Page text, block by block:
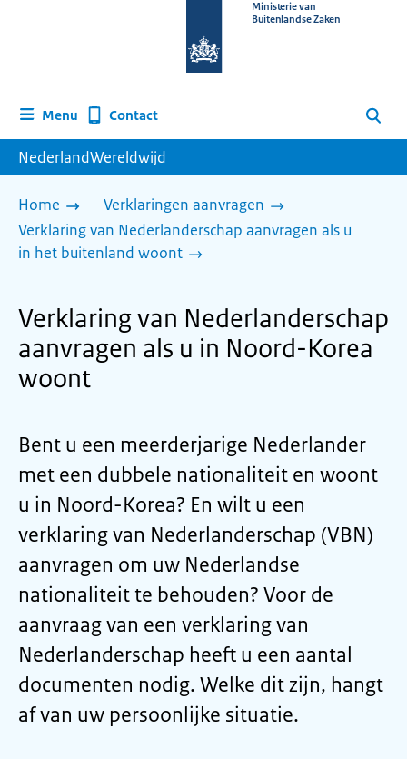
homepage
Ministerie van
Buitenlandse Zaken
Menu Contact Zoeken
NederlandWereldwijd
Home
Verklaringen aanvragen
Verklaring van Nederlanderschap aanvragen als u
in het buitenland woont
Verklaring van Nederlanderschap
aanvragen als u in Noord-Korea
woont
Bent u een meerderjarige Nederlander
met een dubbele nationaliteit en woont
u in Noord-Korea? En wilt u een
verklaring van Nederlanderschap (VBN)
aanvragen om uw Nederlandse
nationaliteit te behouden? Voor de
aanvraag van een verklaring van
Nederlanderschap heeft u een aantal
documenten nodig. Welke dit zijn, hangt
af van uw persoonlijke situatie.